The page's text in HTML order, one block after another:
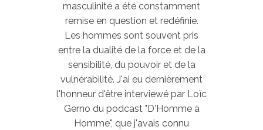
masculinité a été constamment
remise en question et redéfinie.
Les hommes sont souvent pris
entre la dualité de la force et de la
sensibilité, du pouvoir et de la
vulnérabilité. J'ai eu dernièrement
l'honneur d'être interviewé par Loïc
Gerno du podcast "D'Homme à
Homme", que j'avais connu